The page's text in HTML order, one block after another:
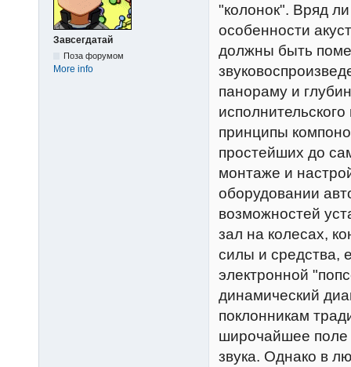
Завсегдатай
Поза форумом
More info
"колонок". Вряд
особенности
должны быть
панораму и
принципы
простейших до
монтаже и
оборудовании
возможностей
зал на колесах,
силы и средства,
электронной
динамический
поклонникам
широчайшее поле
звука. Однако в